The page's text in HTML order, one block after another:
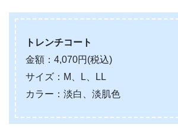
トレンチコート
金額：4,070円(税込)
サイズ：M、L、LL
カラー：淡白、淡肌色